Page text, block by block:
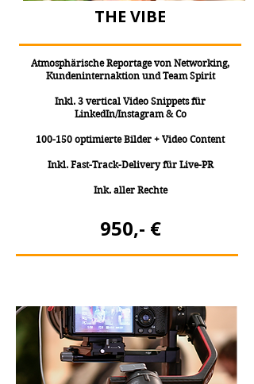
THE VIBE
Atmosphärische Reportage von Networking,
Kundeninternaktion und Team Spirit
Inkl. 3 vertical Video Snippets für
LinkedIn/Instagram & Co
100-150 optimierte Bilder + Video Content
Inkl. Fast-Track-Delivery für Live-PR
Ink. aller Rechte
950,- €